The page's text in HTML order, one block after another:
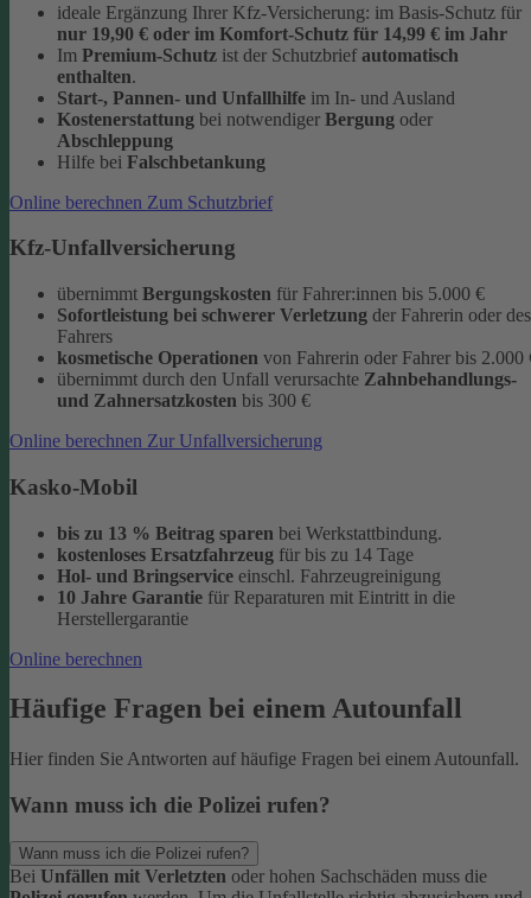
ideale Ergänzung Ihrer Kfz-Versicherung: im Basis-Schutz für
nur 19,90 € oder im Komfort-Schutz für 14,99 € im Jahr
Im Premium-Schutz ist der Schutzbrief automatisch
enthalten.
Start-, Pannen- und Unfallhilfe im In- und Ausland
Kostenerstattung bei notwendiger Bergung oder
Abschleppung
Hilfe bei Falschbetankung
Online berechnen Zum Schutzbrief
Kfz-Unfallversicherung
übernimmt Bergungskosten für Fahrer:innen bis 5.000 €
Sofortleistung bei schwerer Verletzung der Fahrerin oder des
Fahrers
kosmetische Operationen von Fahrerin oder Fahrer bis 2.000
übernimmt durch den Unfall verursachte Zahnbehandlungs-
und Zahnersatzkosten bis 300 €
Online berechnen Zur Unfallversicherung
Kasko-Mobil
bis zu 13 % Beitrag sparen bei Werkstattbindung.
kostenloses Ersatzfahrzeug für bis zu 14 Tage
Hol- und Bringservice einschl. Fahrzeugreinigung
10 Jahre Garantie für Reparaturen mit Eintritt in die
Herstellergarantie
Online berechnen
Häufige Fragen bei einem Autounfall
Hier finden Sie Antworten auf häufige Fragen bei einem Autounfall.
Wann muss ich die Polizei rufen?
Wann muss ich die Polizei rufen?
Bei Unfällen mit Verletzten oder hohen Sachschäden muss die